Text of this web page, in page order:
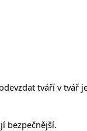
tváří v tvář
bezpečnější.